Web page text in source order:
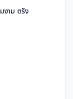
งาม ตรัง